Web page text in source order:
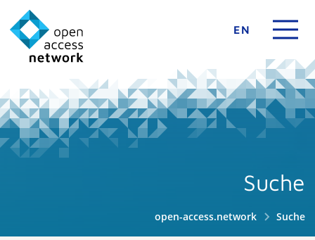
EN
Suche
open-access.network Suche